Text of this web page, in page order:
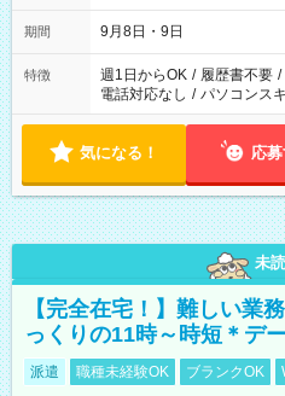
時間は変更となる可能性が
期間 9月8日・9日
特徴 週1日からOK / 履歴書不要 /
電話対応なし / パソコンス
気になる！ 応
未読
【完全在宅！】難しい業
っくりの11時～時短＊デ
派遣 職種未経験OK ブランクOK